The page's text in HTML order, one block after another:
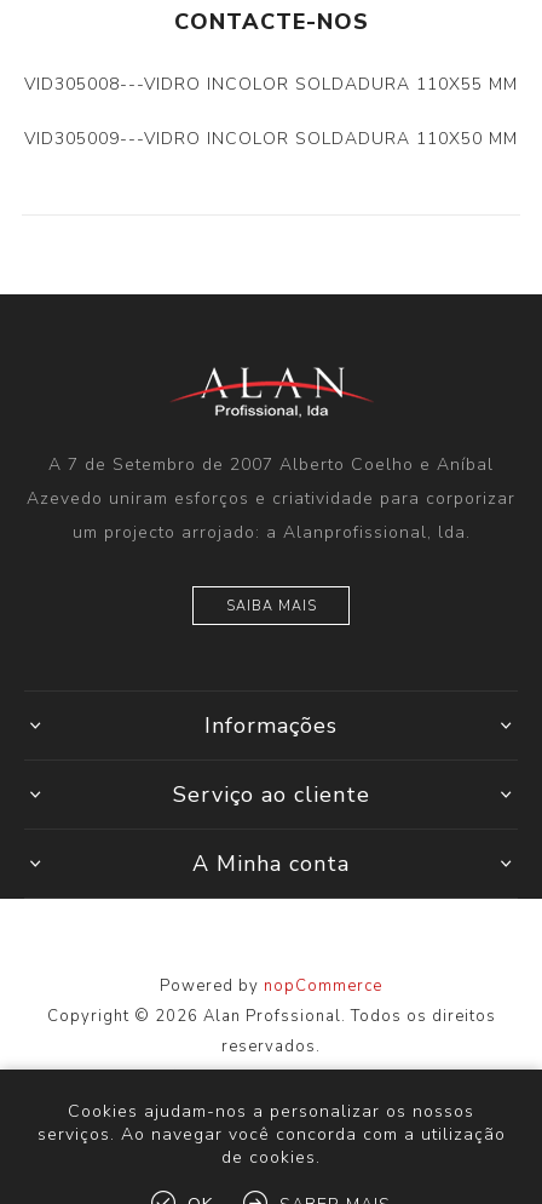
CONTACTE-NOS
VID305008---VIDRO INCOLOR SOLDADURA 110X55 MM
VID305009---VIDRO INCOLOR SOLDADURA 110X50 MM
A 7 de Setembro de 2007 Alberto Coelho e Aníbal
Azevedo uniram esforços e criatividade para corporizar
um projecto arrojado: a Alanprofissional, lda.
SAIBA MAIS
Informações
Serviço ao cliente
A Minha conta
Powered by nopCommerce
Copyright © 2026 Alan Profssional. Todos os direitos
reservados.
Todos os preços são inseridos, incluindo impostos. Excluindo
envio
Cookies ajudam-nos a personalizar os nossos
serviços. Ao navegar você concorda com a utilização
de cookies.